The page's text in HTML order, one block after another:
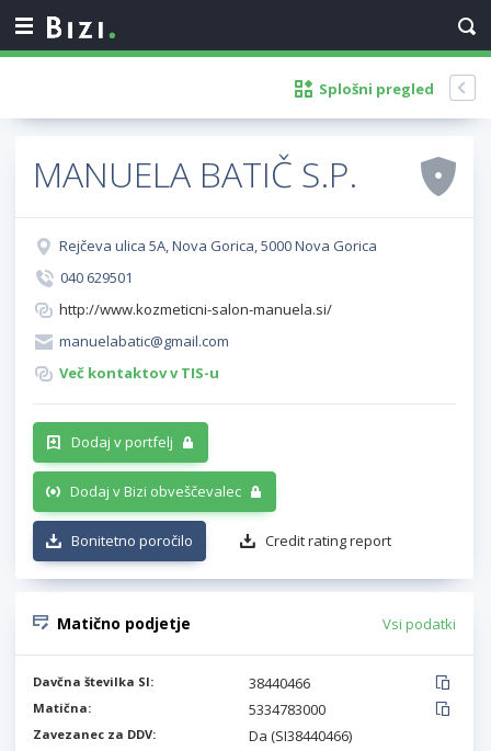
Splošni pregled
MANUELA BATIČ S.P.
Rejčeva ulica 5A, Nova Gorica, 5000 Nova Gorica
040 629501
http://www.kozmeticni-salon-manuela.si/
manuelabatic@gmail.com
Več kontaktov v TIS-u
Dodaj v portfelj
Dodaj v Bizi obveščevalec
Bonitetno poročilo Credit rating report
Matično podjetje Vsi podatki
Davčna številka SI: 38440466
Matična: 5334783000
Zavezanec za DDV: Da (SI38440466)